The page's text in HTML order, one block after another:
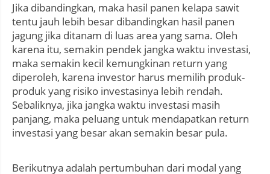
Jika dibandingkan, maka hasil panen kelapa sawit
tentu jauh lebih besar dibandingkan hasil panen
jagung jika ditanam di luas area yang sama. Oleh
karena itu, semakin pendek jangka waktu investasi,
maka semakin kecil kemungkinan return yang
diperoleh, karena investor harus memilih produk-
produk yang risiko investasinya lebih rendah.
Sebaliknya, jika jangka waktu investasi masih
panjang, maka peluang untuk mendapatkan return
investasi yang besar akan semakin besar pula.
Berikutnya adalah pertumbuhan dari modal yang